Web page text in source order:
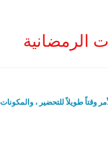
الرمضانية
وقتاً طويلاً للتحضير ،